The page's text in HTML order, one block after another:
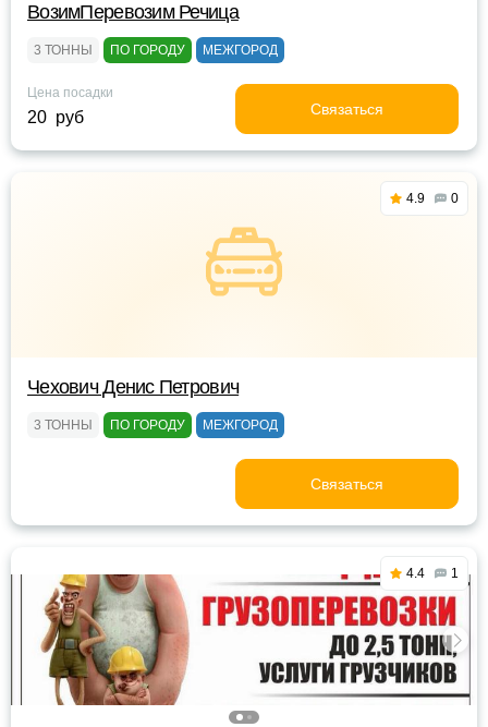
ВозимПеревозим Речица
3 ТОННЫ ПО ГОРОДУ МЕЖГОРОД
Цена посадки
20 руб Связаться
4.9 0
Чехович Денис Петрович
3 ТОННЫ ПО ГОРОДУ МЕЖГОРОД
Связаться
4.4 1